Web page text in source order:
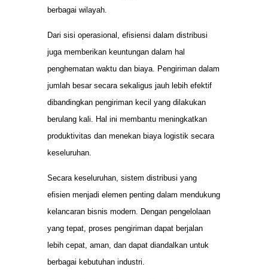
berbagai wilayah.
Dari sisi operasional, efisiensi dalam distribusi
juga memberikan keuntungan dalam hal
penghematan waktu dan biaya. Pengiriman dalam
jumlah besar secara sekaligus jauh lebih efektif
dibandingkan pengiriman kecil yang dilakukan
berulang kali. Hal ini membantu meningkatkan
produktivitas dan menekan biaya logistik secara
keseluruhan.
Secara keseluruhan, sistem distribusi yang
efisien menjadi elemen penting dalam mendukung
kelancaran bisnis modern. Dengan pengelolaan
yang tepat, proses pengiriman dapat berjalan
lebih cepat, aman, dan dapat diandalkan untuk
berbagai kebutuhan industri.